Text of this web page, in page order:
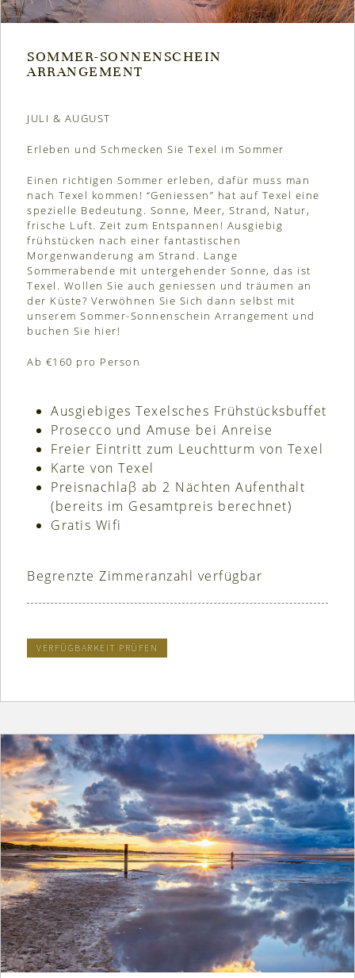
SOMMER-SONNENSCHEIN
ARRANGEMENT
JULI & AUGUST
Erleben und Schmecken Sie Texel im Sommer
Einen richtigen Sommer erleben, dafür muss man
nach Texel kommen! “Geniessen” hat auf Texel eine
spezielle Bedeutung. Sonne, Meer, Strand, Natur,
frische Luft. Zeit zum Entspannen! Ausgiebig
frühstücken nach einer fantastischen
Morgenwanderung am Strand. Lange
Sommerabende mit untergehender Sonne, das ist
Texel. Wollen Sie auch geniessen und träumen an
der Küste? Verwöhnen Sie Sich dann selbst mit
unserem Sommer-Sonnenschein Arrangement und
buchen Sie hier!
Ab €160 pro Person
Ausgiebiges Texelsches Frühstücksbuffet
Prosecco und Amuse bei Anreise
Freier Eintritt zum Leuchtturm von Texel
Karte von Texel
Preisnachlaβ ab 2 Nächten Aufenthalt
(bereits im Gesamtpreis berechnet)
Gratis Wifi
Begrenzte Zimmeranzahl verfügbar
VERFÜGBARKEIT PRÜFEN